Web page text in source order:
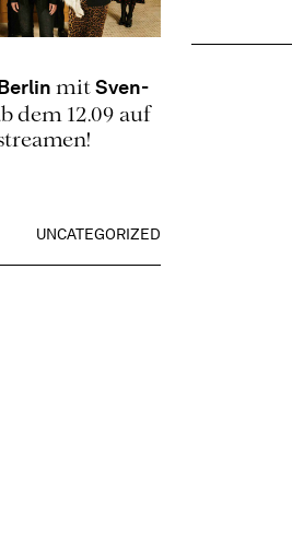
mit Sven-
dem 12.09 auf
UNCATEGORIZED